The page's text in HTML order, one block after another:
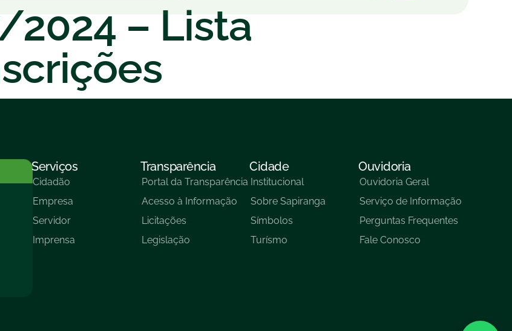
2024 – Lista
Serviços
Cidadão
Empresa
Servidor
Imprensa
Transparência
Portal da Transparência
Acesso à Informação
Licitações
Legislação
Cidade
Institucional
Sobre Sapiranga
Símbolos
Turísmo
Ouvidoria
Ouvidoria Geral
Serviço de Informação
Perguntas Frequentes
Fale Conosco